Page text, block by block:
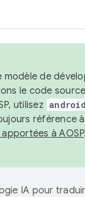
de
le code
utilisez
référence à
à AOSP.
IA pour